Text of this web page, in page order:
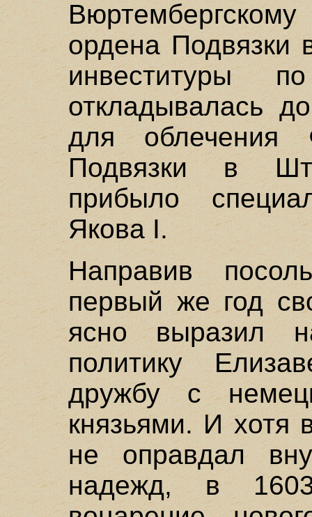
ордена Подвязки
инвеституры
откладывалась
для облечения
Подвязки в
прибыло
Якова I.
Направив
первый же год
ясно выразил
политику
дружбу с
князьями. И хотя
не оправдал
надежд, в